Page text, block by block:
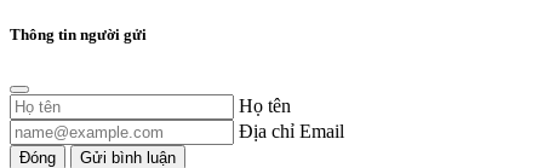
Thông tin người gửi
Họ tên
Địa chỉ Email
Đóng Gửi bình luận